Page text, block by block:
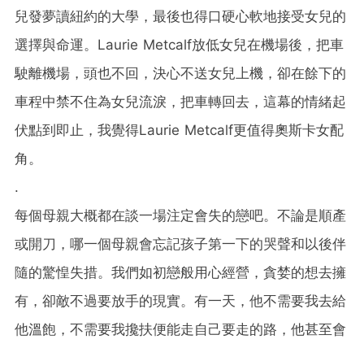
兒發夢讀紐約的大學，最後也得口硬心軟地接受女兒的
選擇與命運。Laurie Metcalf放低女兒在機場後，把車
駛離機場，頭也不回，決心不送女兒上機，卻在餘下的
車程中禁不住為女兒流淚，把車轉回去，這幕的情緒起
伏點到即止，我覺得Laurie Metcalf更值得奧斯卡女配
角。
.
每個母親大概都在談一場注定會失的戀吧。不論是順產
或開刀，哪一個母親會忘記孩子第一下的哭聲和以後伴
隨的驚惶失措。我們如初戀般用心經營，貪婪的想去擁
有，卻敵不過要放手的現實。有一天，他不需要我去給
他溫飽，不需要我攙扶便能走自己要走的路，他甚至會